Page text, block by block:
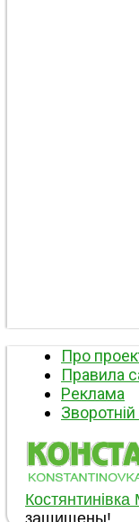
Про
Правила
Реклама
Костянтинівка